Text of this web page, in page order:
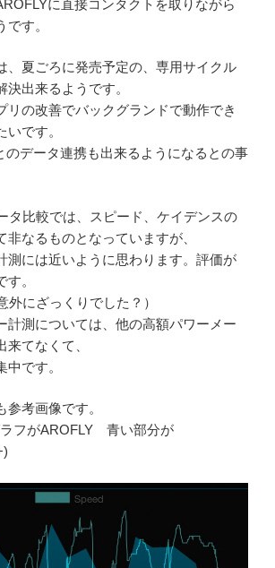
に直接コンタクトを取りながら
す。
、夏ごろに発売予定の、専用サイクル
決出来るようです。
リの改善でバックグランドで動作でき
いです。
のデータ連携も出来るようになるとの事
タ比較では、スピード、ケイデンスの
非なるものとなっていますが、
測には近いように思わります。評価が
。
外にざっくりでした？）
計測については、他の高額パワーメー
来てなくて、
です。
参考画像です。
フがAROFLY 青い部分が